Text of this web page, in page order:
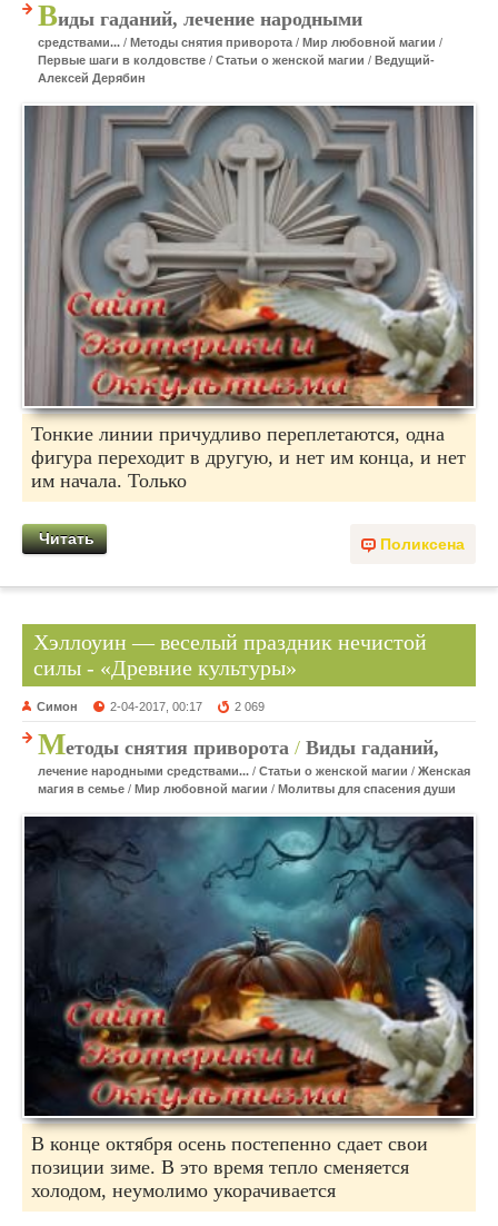
Виды гаданий, лечение народными
средствами... / Методы снятия приворота / Мир любовной магии /
Первые шаги в колдовстве / Статьи о женской магии / Ведущий-
Алексей Дерябин
Тонкие линии причудливо переплетаются, одна
фигура переходит в другую, и нет им конца, и нет
им начала. Только
Поликсена
Читать
Хэллоуин — веселый праздник нечистой
силы - «Древние культуры»
Симон 2-04-2017, 00:17 2 069
Методы снятия приворота / Виды гаданий,
лечение народными средствами... / Статьи о женской магии / Женская
магия в семье / Мир любовной магии / Молитвы для спасения души
В конце октября осень постепенно сдает свои
позиции зиме. В это время тепло сменяется
холодом, неумолимо укорачивается